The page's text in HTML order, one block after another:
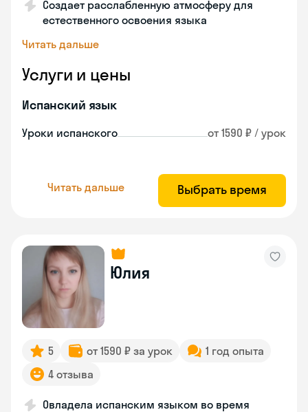
Создает расслабленную атмосферу для
естественного освоения языка
Читать дальше
Услуги и цены
Испанский язык
Уроки испанского от 1590 ₽ / урок
Читать дальше Выбрать время
Юлия
5 от 1590 ₽ за урок
1 год опыта
4 отзыва
Овладела испанским языком во время